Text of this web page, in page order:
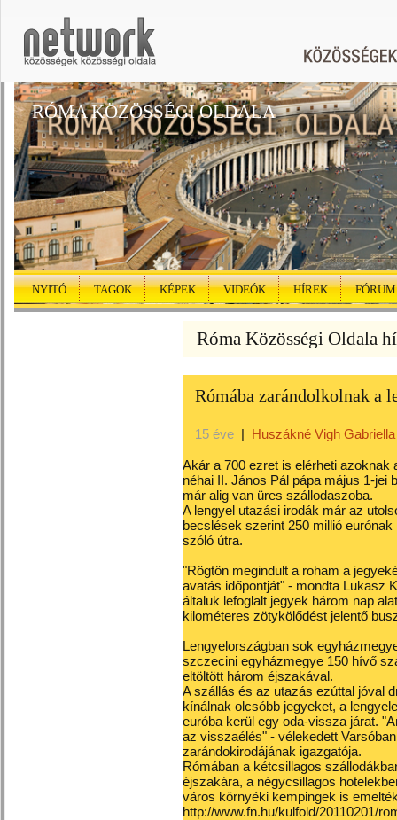
RÓMA KÖZÖSSÉGI OLDALA
NYITÓ TAGOK KÉPEK VIDEÓK HÍREK FÓRUM
Róma Közösségi Oldala
Rómába zarándolkolnak a
15 éve | Huszákné Vigh Gabriella
Akár a 700 ezret is elérheti
néhai II. János Pál pápa május 1-jei
már alig van üres szállodaszoba.
A lengyel utazási irodák már az
becslések szerint 250 millió
szóló útra.
"Rögtön megindult a roham a
avatás időpontját" - mondta Lukasz
általuk lefoglalt jegyek három nap
kilométeres zötykölődést jelentő
Lengyelországban sok
szczecini egyházmegye 150 hívő
eltöltött három éjszakával.
A szállás és az utazás ezúttal jóval
kínálnak olcsóbb jegyeket, a
euróba kerül egy oda-vissza járat.
az visszaélés" - vélekedett
zarándokirodájának igazgatója.
Rómában a kétcsillagos
éjszakára, a négycsillagos
város környéki kempingek is
http://www.fn.hu/kulfold/20110201/